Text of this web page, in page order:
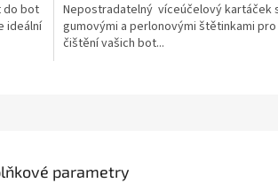
do bot
ideální
Nepostradatelný víceúčelový kartáček
gumovými a perlonovými štětinkami pro
čištění vašich bot...
parametry